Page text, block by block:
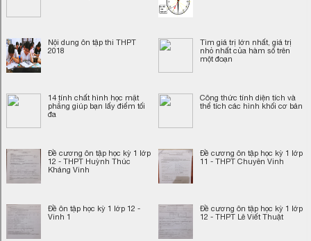
Nội dung ôn tập thi THPT
2018
Tìm giá trị lớn nhất, giá trị
nhỏ nhất của hàm số trên
một đoạn
14 tính chất hình học mặt
phẳng giúp bạn lấy điểm tối
đa
Công thức tính diện tích và
thể tích các hình khối cơ bản
Đề cương ôn tập học kỳ 1 lớp
12 - THPT Huỳnh Thúc
Kháng Vinh
Đề cương ôn tập học kỳ 1 lớp
11 - THPT Chuyên Vinh
Đề ôn tập học kỳ 1 lớp 12 -
Vinh 1
Đề cương ôn tập học kỳ 1 lớp
12 - THPT Lê Viết Thuật